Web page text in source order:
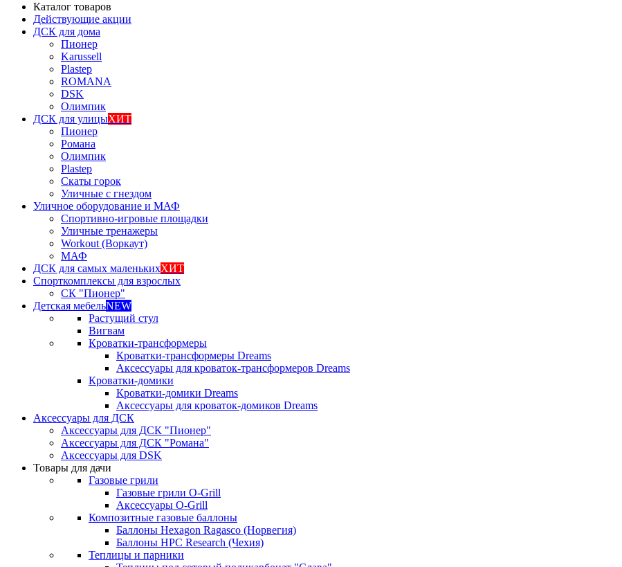
Каталог товаров
Действующие акции
ДСК для дома
Пионер
Karussell
Plastep
ROMANA
DSK
Олимпик
ДСК для улицыХИТ
Пионер
Романа
Олимпик
Plastep
Скаты горок
Уличные с гнездом
Уличное оборудование и МАФ
Спортивно-игровые площадки
Уличные тренажеры
Workout (Воркаут)
МАФ
ДСК для самых маленькихХИТ
Спорткомплексы для взрослых
СК "Пионер"
Детская мебельNEW
Растущий стул
Вигвам
Кроватки-трансформеры
Кроватки-трансформеры Dreams
Аксессуары для кроваток-трансформеров Dreams
Кроватки-домики
Кроватки-домики Dreams
Аксессуары для кроваток-домиков Dreams
Аксессуары для ДСК
Аксессуары для ДСК "Пионер"
Аксессуары для ДСК "Романа"
Аксессуары для DSK
Товары для дачи
Газовые грили
Газовые грили O-Grill
Аксессуары O-Grill
Композитные газовые баллоны
Баллоны Hexagon Ragasco (Норвегия)
Баллоны HPC Research (Чехия)
Теплицы и парники